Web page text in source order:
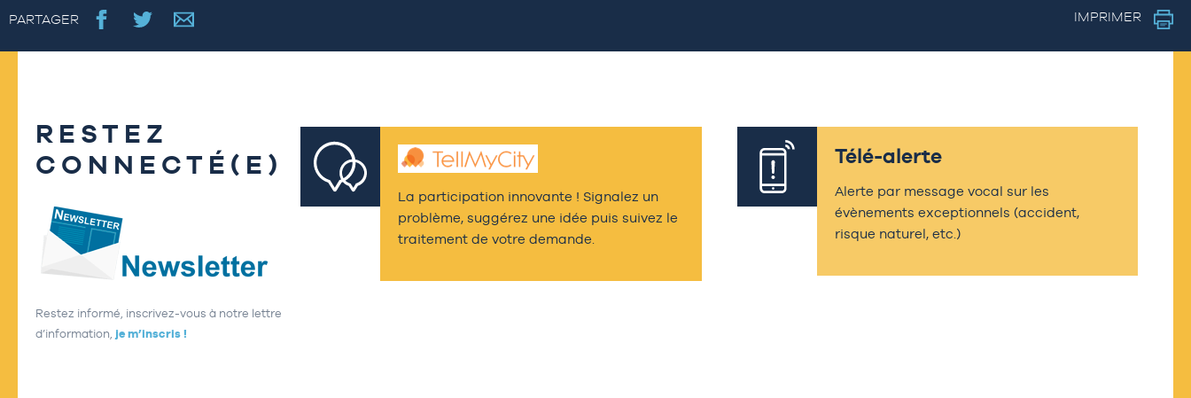
PARTAGER IMPRIMER
RESTEZ
CONNECTÉ(E)
Restez informé, inscrivez-vous à notre lettre
d’information, je m’inscris !
La participation innovante ! Signalez un
problème, suggérez une idée puis suivez le
traitement de votre demande.
Télé-alerte
Alerte par message vocal sur les
évènements exceptionnels (accident,
risque naturel, etc.)